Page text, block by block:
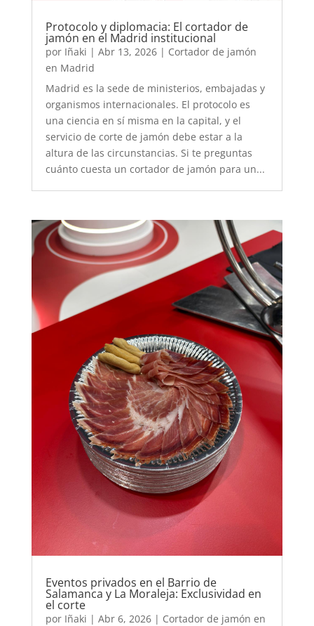
Protocolo y diplomacia: El cortador de
jamón en el Madrid institucional
por Iñaki | Abr 13, 2026| Cortador de jamón
en Madrid
Madrid es la sede de ministerios, embajadas y
organismos internacionales. El protocolo es
una ciencia en sí misma en la capital, y el
servicio de corte de jamón debe estar a la
altura de las circunstancias. Si te preguntas
cuánto cuesta un cortador de jamón para un...
Eventos privados en el Barrio de
Salamanca y La Moraleja: Exclusividad en
el corte
por Iñaki | Abr 6, 2026| Cortador de jamón en